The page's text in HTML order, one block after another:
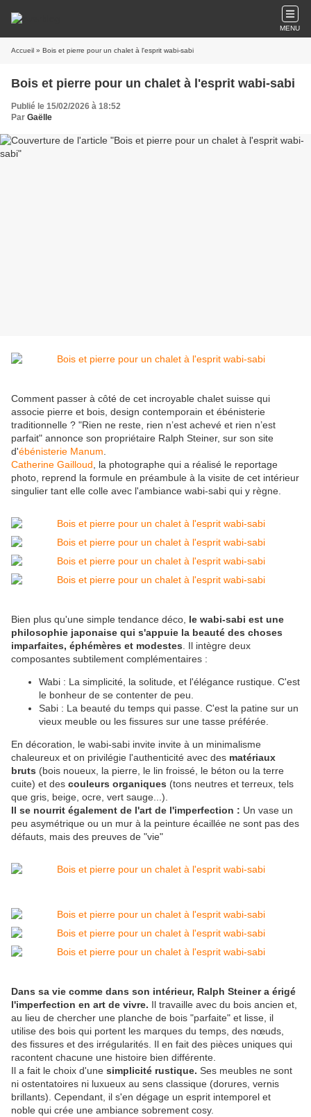
MENU
Accueil » Bois et pierre pour un chalet à l'esprit wabi-sabi
Bois et pierre pour un chalet à l'esprit wabi-sabi
Publié le 15/02/2026 à 18:52
Par Gaëlle
Comment passer à côté de cet incroyable chalet suisse qui
associe pierre et bois, design contemporain et ébénisterie
traditionnelle ? "Rien ne reste, rien n’est achevé et rien n’est
parfait" annonce son propriétaire Ralph Steiner, sur son site
d'ébénisterie Manum
Catherine Gailloud , la photographe qui a réalisé le reportage
photo, reprend la formule en préambule à la visite de cet intérieur
singulier tant elle colle avec l'ambiance wabi-sabi qui y règne.
Bien plus qu'une simple tendance déco, le wabi-sabi est une
philosophie japonaise qui s'appuie la beauté des choses
imparfaites, éphémères et modestes . Il intègre deux
composantes subtilement complémentaires :
Wabi : La simplicité, la solitude, et l'élégance rustique. C'est
le bonheur de se contenter de peu.
Sabi : La beauté du temps qui passe. C'est la patine sur un
vieux meuble ou les fissures sur une tasse préférée.
En décoration, le wabi-sabi invite invite à un minimalisme
chaleureux et on privilégie l'authenticité avec des matériaux
bruts (bois noueux, la pierre, le lin froissé, le béton ou la terre
cuite) et des couleurs organiques (tons neutres et terreux, tels
que gris, beige, ocre, vert sauge...).
Il se nourrit également de l'art de l'imperfection : Un vase un
peu asymétrique ou un mur à la peinture écaillée ne sont pas des
défauts, mais des preuves de "vie"
Dans sa vie comme dans son intérieur, Ralph Steiner a érigé
l'imperfection en art de vivre. Il travaille avec du bois ancien et,
au lieu de chercher une planche de bois "parfaite" et lisse, il
utilise des bois qui portent les marques du temps, des nœuds,
des fissures et des irrégularités. Il en fait des pièces uniques qui
racontent chacune une histoire bien différente.
Il a fait le choix d'une simplicité rustique. Ses meubles ne sont
ni ostentatoires ni luxueux au sens classique (dorures, vernis
brillants). Cependant, il s'en dégage un esprit intemporel et
noble qui crée une ambiance sobrement cosy.